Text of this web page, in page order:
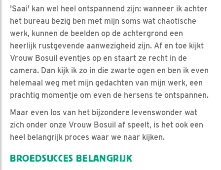
'Saai' kan wel heel ontspannend zijn: wanneer ik achter
het bureau bezig ben met mijn soms wat chaotische
werk, kunnen de beelden op de achtergrond een
heerlijk rustgevende aanwezigheid zijn. Af en toe kijkt
Vrouw Bosuil eventjes op en staart ze recht in de
camera. Dan kijk ik zo in die zwarte ogen en ben ik even
helemaal weg met mijn gedachten van mijn werk, een
prachtig momentje om even de hersens te ontspannen.
Maar even los van het bijzondere levenswonder wat
zich onder onze Vrouw Bosuil af speelt, is het ook een
heel belangrijk proces waar we naar kijken.
BROEDSUCCES BELANGRIJK